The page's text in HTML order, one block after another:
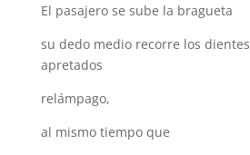
El pasajero se sube la bragueta
su dedo medio recorre los dientes
apretados
relámpago,
al mismo tiempo que